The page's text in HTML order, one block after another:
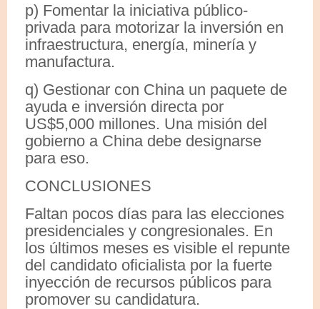
p) Fomentar la iniciativa público-
privada para motorizar la inversión en
infraestructura, energía, minería y
manufactura.
q) Gestionar con China un paquete de
ayuda e inversión directa por
US$5,000 millones. Una misión del
gobierno a China debe designarse
para eso.
CONCLUSIONES
Faltan pocos días para las elecciones
presidenciales y congresionales. En
los últimos meses es visible el repunte
del candidato oficialista por la fuerte
inyección de recursos públicos para
promover su candidatura.